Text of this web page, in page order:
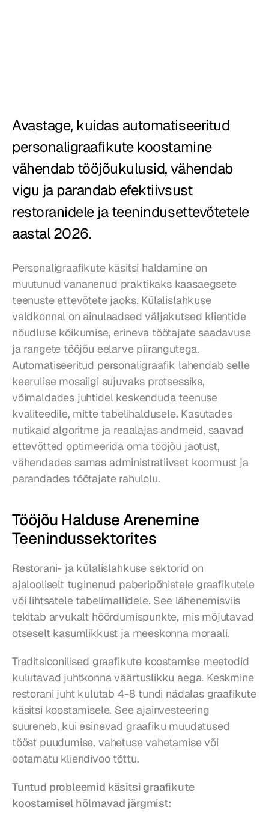
Toitlustus
Pizzeriad
Hinnad
Avastage, kuidas automatiseeritud
personaligraafikute koostamine
vähendab tööjõukulusid, vähendab
vigu ja parandab efektiivsust
restoranidele ja teenindusettevõtetele
aastal 2026.
Personaligraafikute käsitsi haldamine on
muutunud vananenud praktikaks kaasaegsete
teenuste ettevõtete jaoks. Külalislahkuse
valdkonnal on ainulaadsed väljakutsed klientide
nõudluse kõikumise, erineva töötajate saadavuse
ja rangete tööjõu eelarve piirangutega.
Automatiseeritud personaligraafik lahendab selle
keerulise mosaiigi sujuvaks protsessiks,
võimaldades juhtidel keskenduda teenuse
kvaliteedile, mitte tabelihaldusele. Kasutades
nutikaid algoritme ja reaalajas andmeid, saavad
ettevõtted optimeerida oma tööjõu jaotust,
vähendades samas administratiivset koormust ja
parandades töötajate rahulolu.
Tööjõu Halduse Arenemine
Teenindussektorites
Restorani- ja külalislahkuse sektorid on
ajalooliselt tuginenud paberipõhistele graafikutele
või lihtsatele tabelimallidele. See lähenemisviis
tekitab arvukalt hõõrdumispunkte, mis mõjutavad
otseselt kasumlikkust ja meeskonna moraali.
Traditsioonilised graafikute koostamise meetodid
kulutavad juhtkonna väärtuslikku aega. Keskmine
restorani juht kulutab 4-8 tundi nädalas graafikute
käsitsi koostamisele. See ajainvesteering
suureneb, kui esinevad graafiku muudatused
tööst puudumise, vahetuse vahetamise või
ootamatu kliendivoo tõttu.
Tuntud probleemid käsitsi graafikute
koostamisel hõlmavad järgmist: